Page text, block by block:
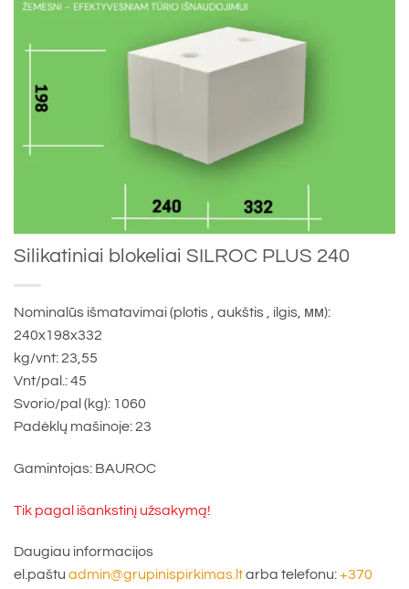
Silikatiniai blokeliai SILROC PLUS 240
Nominalūs išmatavimai (plotis , aukštis , ilgis, мм):
240x198x332
kg/vnt: 23,55
Vnt/pal.: 45
Svorio/pal (kg): 1060
Padėklų mašinoje: 23
Gamintojas: BAUROC
Tik pagal išankstinį užsakymą!
Daugiau informacijos
el.paštu admin@grupinispirkimas.ltarba telefonu:+370